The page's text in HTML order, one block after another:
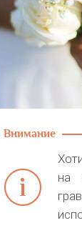
на